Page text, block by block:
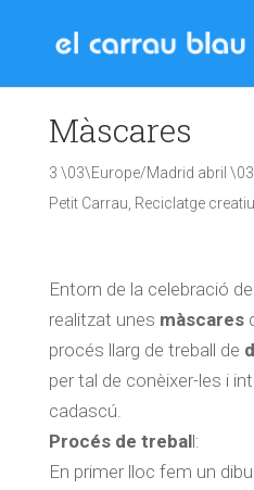
Màscares
3 \03\Europe/Madrid abril
Petit Carrau Reciclatge creatiu
Entorn de la celebració del
realitzat unes màscares
procés llarg de treball de
per tal de conèixer-les i
cadascú.
Procés de treball:
En primer lloc fem un